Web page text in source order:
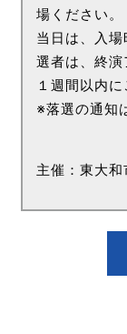
場ください。
当日は、入
選者は、終演
１週間以内
※落選の通知
主催：東大